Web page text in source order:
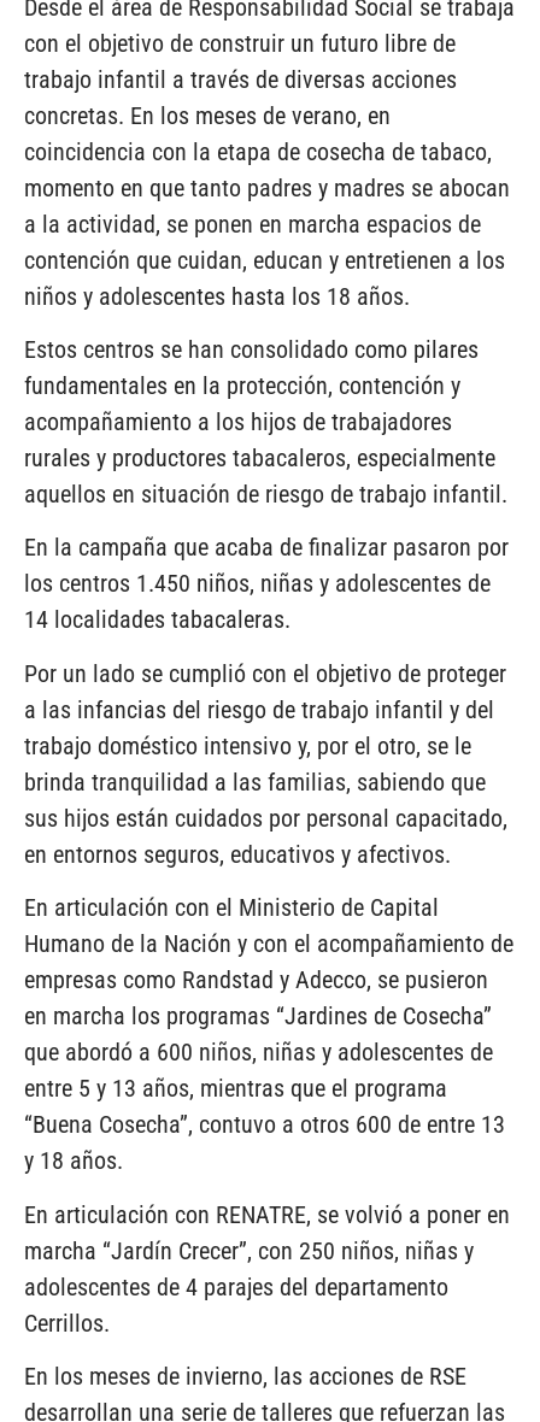
Desde el área de Responsabilidad Social se trabaja
con el objetivo de construir un futuro libre de
trabajo infantil a través de diversas acciones
concretas. En los meses de verano, en
coincidencia con la etapa de cosecha de tabaco,
momento en que tanto padres y madres se abocan
a la actividad, se ponen en marcha espacios de
contención que cuidan, educan y entretienen a los
niños y adolescentes hasta los 18 años.
Estos centros se han consolidado como pilares
fundamentales en la protección, contención y
acompañamiento a los hijos de trabajadores
rurales y productores tabacaleros, especialmente
aquellos en situación de riesgo de trabajo infantil.
En la campaña que acaba de finalizar pasaron por
los centros 1.450 niños, niñas y adolescentes de
14 localidades tabacaleras.
Por un lado se cumplió con el objetivo de proteger
a las infancias del riesgo de trabajo infantil y del
trabajo doméstico intensivo y, por el otro, se le
brinda tranquilidad a las familias, sabiendo que
sus hijos están cuidados por personal capacitado,
en entornos seguros, educativos y afectivos.
En articulación con el Ministerio de Capital
Humano de la Nación y con el acompañamiento de
empresas como Randstad y Adecco, se pusieron
en marcha los programas “Jardines de Cosecha”
que abordó a 600 niños, niñas y adolescentes de
entre 5 y 13 años, mientras que el programa
“Buena Cosecha”, contuvo a otros 600 de entre 13
y 18 años.
En articulación con RENATRE, se volvió a poner en
marcha “Jardín Crecer”, con 250 niños, niñas y
adolescentes de 4 parajes del departamento
Cerrillos.
En los meses de invierno, las acciones de RSE
desarrollan una serie de talleres que refuerzan las